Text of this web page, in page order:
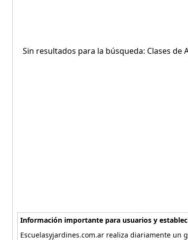
Sin resultados para la búsqueda: Clases de
Información importante para usuarios y
Escuelasyjardines.com.ar realiza diariamente un